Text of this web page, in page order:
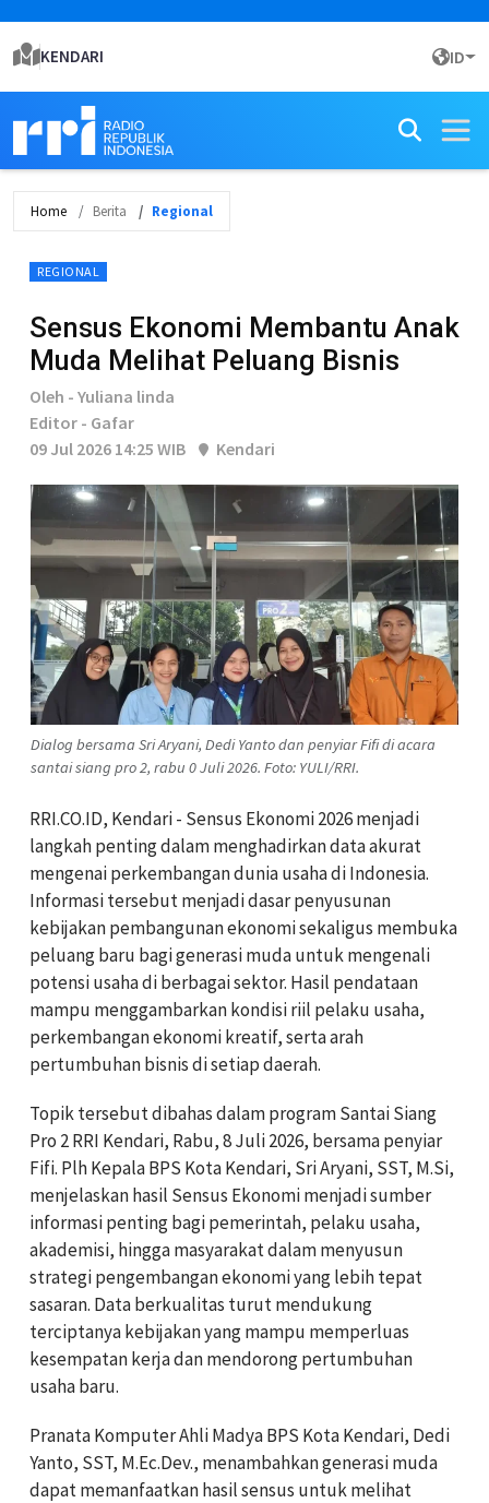
KENDARI ID
Home Berita Regional
REGIONAL
Sensus Ekonomi Membantu Anak
Muda Melihat Peluang Bisnis
Oleh - Yuliana linda
Editor - Gafar
09 Jul 2026 14:25 WIB
Kendari
Dialog bersama Sri Aryani, Dedi Yanto dan penyiar Fifi di acara
santai siang pro 2, rabu 0 Juli 2026. Foto: YULI/RRI.
RRI.CO.ID, Kendari - Sensus Ekonomi 2026 menjadi
langkah penting dalam menghadirkan data akurat
mengenai perkembangan dunia usaha di Indonesia.
Informasi tersebut menjadi dasar penyusunan
kebijakan pembangunan ekonomi sekaligus membuka
peluang baru bagi generasi muda untuk mengenali
potensi usaha di berbagai sektor. Hasil pendataan
mampu menggambarkan kondisi riil pelaku usaha,
perkembangan ekonomi kreatif, serta arah
pertumbuhan bisnis di setiap daerah.
Topik tersebut dibahas dalam program Santai Siang
Pro 2 RRI Kendari, Rabu, 8 Juli 2026, bersama penyiar
Fifi. Plh Kepala BPS Kota Kendari, Sri Aryani, SST, M.Si,
menjelaskan hasil Sensus Ekonomi menjadi sumber
informasi penting bagi pemerintah, pelaku usaha,
akademisi, hingga masyarakat dalam menyusun
strategi pengembangan ekonomi yang lebih tepat
sasaran. Data berkualitas turut mendukung
terciptanya kebijakan yang mampu memperluas
kesempatan kerja dan mendorong pertumbuhan
usaha baru.
Pranata Komputer Ahli Madya BPS Kota Kendari, Dedi
Yanto, SST, M.Ec.Dev., menambahkan generasi muda
dapat memanfaatkan hasil sensus untuk melihat